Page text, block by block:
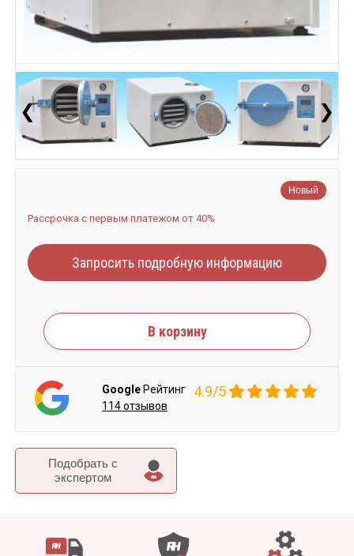
❮ ❯
Подобрать c
экспертом
Новый
Рассрочка с первым платежом от 40%
Запросить подробную информацию
В корзину
Google Рейтинг 4.9/5
114 отзывов